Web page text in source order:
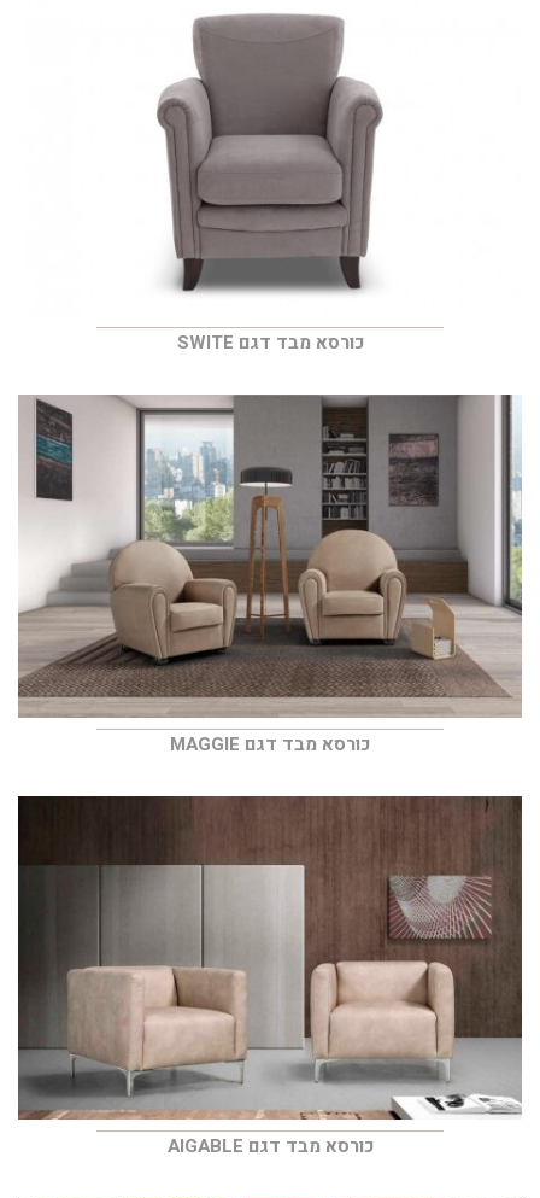
כורסא מבד דגם SWITE
כורסא מבד דגם MAGGIE
כורסא מבד דגם AIGABLE